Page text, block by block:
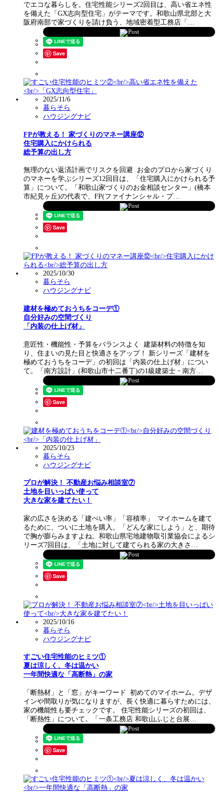
でエコな暮らしを。住宅性能シリーズ2回目は、高い省エネ性
を備えた「GX志向型住宅」がテーマです。和歌山県北部と大
阪府南部で家づくりを請け負う、地域密着型工務店「…
Post
Save
2025/11/6
暮らそら
ハウジングナビ
FPが教える！ 家づくりのマネー講座⑫
住宅購入にかけられる
総予算の出し方
無理のない返済計画でリスクを回避 お金のプロから家づくり
のマネーを学ぶシリーズ12回目は、「住宅購入にかけられる予
算」について。「和歌山家づくりのお金相談センター」(橋本
市紀見ヶ丘)の代表で、FP(ファイナンシャル・プ…
Post
Save
2025/10/30
暮らそら
ハウジングナビ
建材を極めておうちをコーデ①
自分好みの空間づくり
「内装の仕上げ材」
意匠性・機能性・予算をバランスよく 建築材料の特徴を知
り、住まいの見た目と快適さをアップ！ 新シリーズ「建材を
極めておうちをコーデ」の初回は「内装の仕上げ材」につい
て。「南方設計」(和歌山市十二番丁)の1級建築士・南方…
Post
Save
2025/10/23
暮らそら
ハウジングナビ
プロが解決！ 不動産お悩み相談室⑦
土地を目いっぱい使って
大きな家を建てたい！
家の広さを決める「建ぺい率」「容積率」 マイホームを建て
るために、ついに土地を購入。「どんな家にしよう」と、期待
で胸が膨らみますよね。和歌山県宅地建物取引業協会によるシ
リーズ7回目は、「土地に対して建てられる家の大きさ…
Post
Save
2025/10/16
暮らそら
ハウジングナビ
すごい住宅性能のヒミツ①
夏は涼しく、冬は温かい
一年間快適な「高断熱」の家
「断熱材」と「窓」がキーワード 初めてのマイホーム。デザ
インや間取りが気になりますが、長く快適に暮らすためには、
家の機能性も要チェックです。 住宅性能シリーズの初回は、
「断熱性」について。「一条工務店 和歌山ふじと台展…
Post
Save